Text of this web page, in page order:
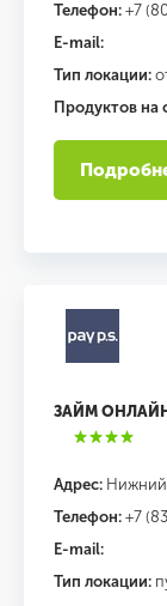
Телефон: +7
E-mail:
Тип локации:
Продуктов на
ЗАЙМ ОНЛАЙН
Адрес: Нижний
Телефон: +7
E-mail:
Тип локации: